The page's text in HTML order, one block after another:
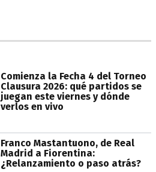
Comienza la Fecha 4 del Torneo
Clausura 2026: qué partidos se
juegan este viernes y dónde
verlos en vivo
Franco Mastantuono, de Real
Madrid a Fiorentina:
¿Relanzamiento o paso atrás?